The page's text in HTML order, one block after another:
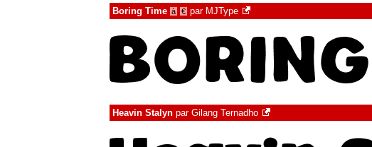
Boring Time à € par MJType
Heavin Stalyn par Gilang Ternadho